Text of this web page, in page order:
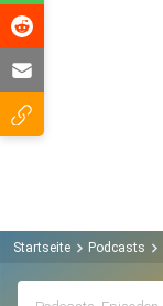
Startseite Podcasts